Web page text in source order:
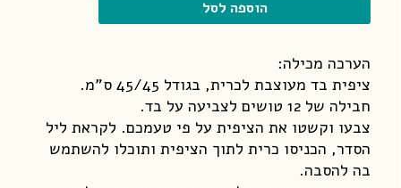
בעיצוב
הוספה לסל
הערכה מכילה:
ציפית בד מעוצבת לכרית, בגודל 45/45 ס”מ.
חבילה של 12 טושים לצביעה על בד.
צבעו וקשטו את הציפית על פי טעמכם. לקראת ליל
הסדר, הכניסו כרית לתוך הציפית ותוכלו להשתמש
בה להסבה.